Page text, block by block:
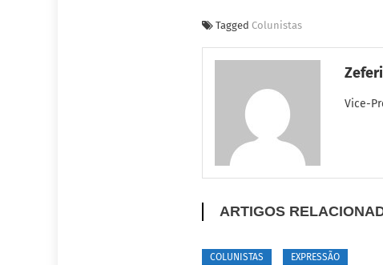
Tagged Colunistas
Vice-
ARTIGOS
COLUNISTAS EXPRESSÃO